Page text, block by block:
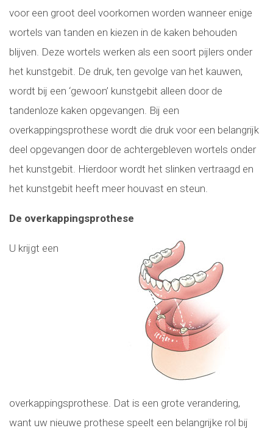
voor een groot deel voorkomen worden wanneer enige
wortels van tanden en kiezen in de kaken behouden
blijven. Deze wortels werken als een soort pijlers onder
het kunstgebit. De druk, ten gevolge van het kauwen,
wordt bij een ‘gewoon’ kunstgebit alleen door de
tandenloze kaken opgevangen. Bij een
overkappingsprothese wordt die druk voor een belangrijk
deel opgevangen door de achtergebleven wortels onder
het kunstgebit. Hierdoor wordt het slinken vertraagd en
het kunstgebit heeft meer houvast en steun.
De overkappingsprothese
U krijgt een
overkappingsprothese. Dat is een grote verandering,
want uw nieuwe prothese speelt een belangrijke rol bij